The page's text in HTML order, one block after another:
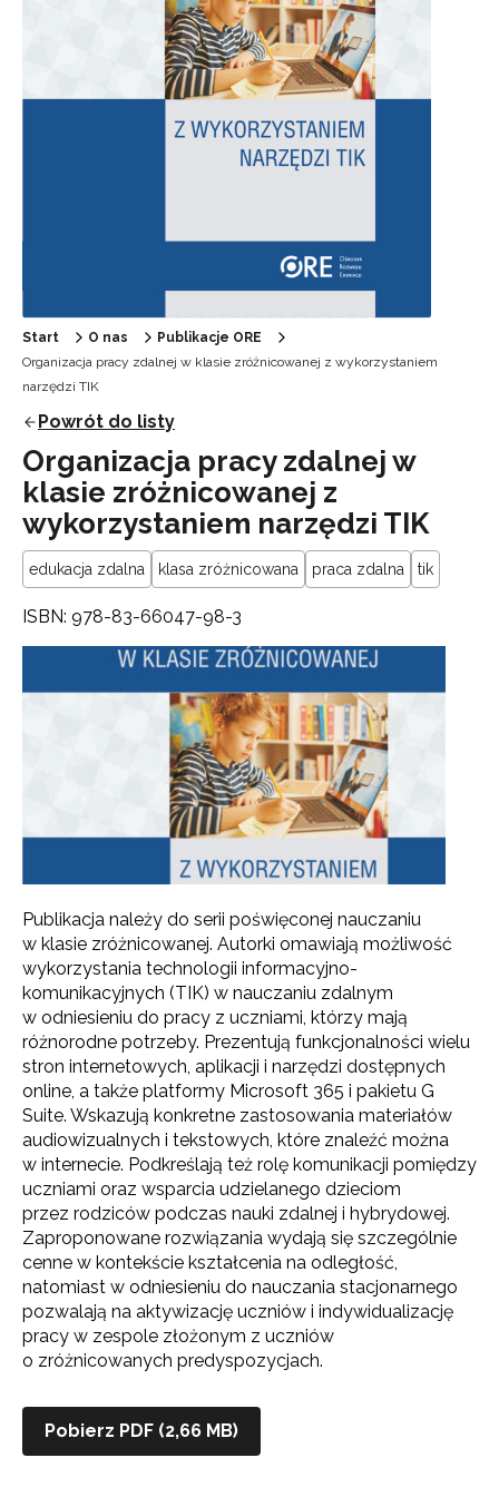
Start O nas
Publikacje ORE
Organizacja pracy zdalnej w klasie zróżnicowanej z wykorzystaniem
narzędzi TIK
Powrót do listy
Organizacja pracy zdalnej w
klasie zróżnicowanej z
wykorzystaniem narzędzi TIK
edukacja zdalna klasa zróżnicowana praca zdalna tik
ISBN: 978-83-66047-98-3
Publikacja należy do serii poświęconej nauczaniu
w klasie zróżnicowanej. Autorki omawiają możliwość
wykorzystania technologii informacyjno-
komunikacyjnych (TIK) w nauczaniu zdalnym
w odniesieniu do pracy z uczniami, którzy mają
różnorodne potrzeby. Prezentują funkcjonalności wielu
stron internetowych, aplikacji i narzędzi dostępnych
online, a także platformy Microsoft 365 i pakietu G
Suite. Wskazują konkretne zastosowania materiałów
audiowizualnych i tekstowych, które znaleźć można
w internecie. Podkreślają też rolę komunikacji pomiędzy
uczniami oraz wsparcia udzielanego dzieciom
przez rodziców podczas nauki zdalnej i hybrydowej.
Zaproponowane rozwiązania wydają się szczególnie
cenne w kontekście kształcenia na odległość,
natomiast w odniesieniu do nauczania stacjonarnego
pozwalają na aktywizację uczniów i indywidualizację
pracy w zespole złożonym z uczniów
o zróżnicowanych predyspozycjach.
Pobierz PDF (2,66 MB)